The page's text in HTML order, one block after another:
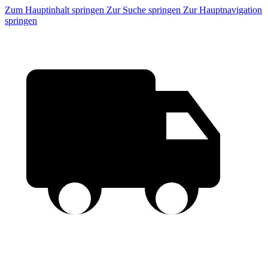
Zum Hauptinhalt springen Zur Suche springen Zur Hauptnavigation
springen